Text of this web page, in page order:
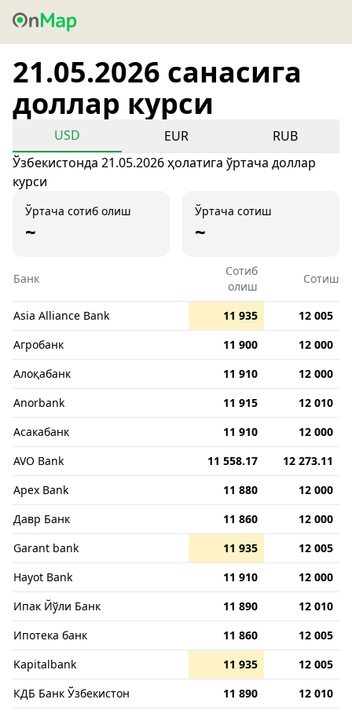
21.05.2026 санасига
доллар курси
USD EUR
RUB
Ўзбекистонда 21.05.2026 ҳолатига ўртача доллар
курси
Ўртача сотиб олиш
~
Ўртача сотиш
~
Банк
Сотиб
олиш
Сотиш
Asia Alliance Bank 11 935
12 005
Агробанк
11 900
12 000
Алоқабанк
11 910
12 000
Anorbank
11 915
12 010
Асакабанк
11 910
12 000
AVO Bank
11 558.17
12 273.11
Apex Bank
11 880
12 000
Давр Банк
11 860
12 000
Garant bank
11 935
12 005
Hayot Bank
11 910
12 000
Ипак Йўли Банк
11 890
12 010
Ипотека банк
11 860
12 005
Kapitalbank
11 935
12 005
КДБ Банк Ўзбекистон
11 890
12 010